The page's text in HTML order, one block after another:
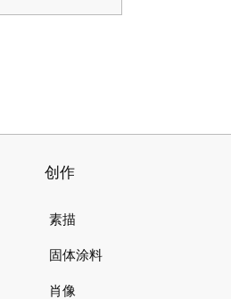
创作
素描
固体涂料
肖像